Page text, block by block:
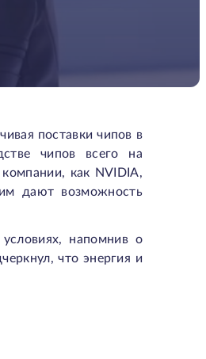
поставки чипов в
чипов всего на
как NVIDIA,
дают возможность
напомнив о
что энергия и